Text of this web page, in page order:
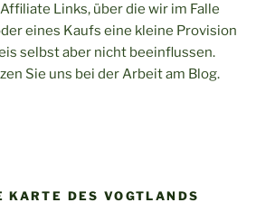
Links, über die wir im Falle
eines Kaufs eine kleine Provision
selbst aber nicht beeinflussen.
Sie uns bei der Arbeit am Blog.
KARTE DES VOGTLANDS